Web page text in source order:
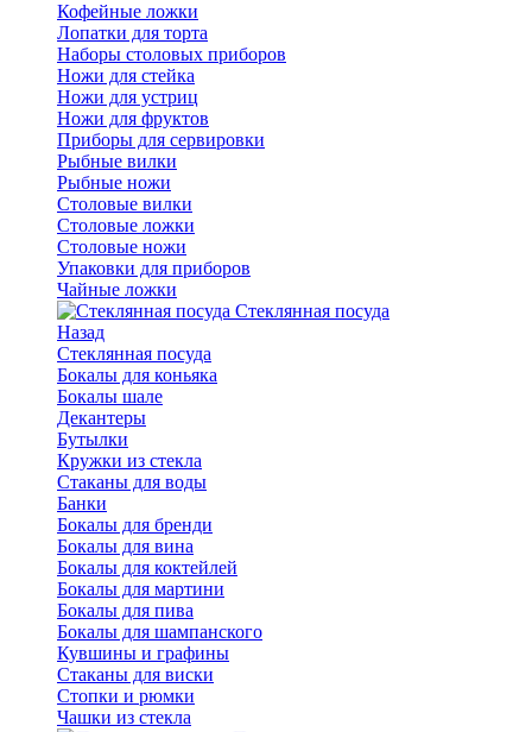
Кофейные ложки
Лопатки для торта
Наборы столовых приборов
Ножи для стейка
Ножи для устриц
Ножи для фруктов
Приборы для сервировки
Рыбные вилки
Рыбные ножи
Столовые вилки
Столовые ложки
Столовые ножи
Упаковки для приборов
Чайные ложки
Стеклянная посуда
Назад
Стеклянная посуда
Бокалы для коньяка
Бокалы шале
Декантеры
Бутылки
Кружки из стекла
Стаканы для воды
Банки
Бокалы для бренди
Бокалы для вина
Бокалы для коктейлей
Бокалы для мартини
Бокалы для пива
Бокалы для шампанского
Кувшины и графины
Стаканы для виски
Стопки и рюмки
Чашки из стекла